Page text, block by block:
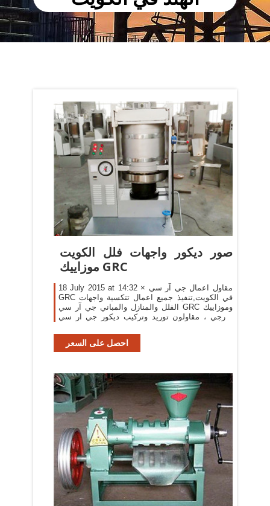
صور ديكور واجهات فلل الكويت
موزاييك GRC
18 July 2015 at 14:32 × مقاول اعمال جي آر سي
GRC في الكويت,تنفيذ جميع اعمال تتكسية واجهات
الفلل والمنازل والمباني جي آر سي GRC وموزاييك
خارجي ، مقاولون توريد وتركيب ديكور جي ار سي
الكويت مثل
احصل على السعر